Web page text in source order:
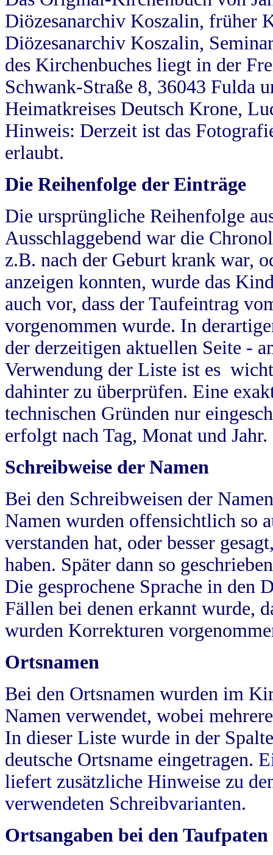
Diözesanarchiv Koszalin, früher
Diözesanarchiv Koszalin,
des Kirchenbuches liegt in der
Schwank-Straße 8, 36043 Fulda
Heimatkreises Deutsch Krone,
Hinweis: Derzeit ist das
erlaubt.
Die Reihenfolge der Einträge
Die ursprüngliche Reihenfolge
Ausschlaggebend war die
z.B. nach der Geburt krank war,
anzeigen konnten, wurde das
auch vor, dass der Taufeintrag
vorgenommen wurde. In
der derzeitigen aktuellen Seite -
Verwendung der Liste ist es
dahinter zu überprüfen. Eine
technischen Gründen nur
erfolgt nach Tag, Monat und Jahr.
Schreibweise der Namen
Bei den Schreibweisen der
Namen wurden offensichtlich so
verstanden hat, oder besser
haben. Später dann so
Die gesprochene Sprache in
Fällen bei denen erkannt wurde,
wurden Korrekturen
Ortsnamen
Bei den Ortsnamen wurden im
Namen verwendet, wobei
In dieser Liste wurde in der
deutsche Ortsname eingetragen.
liefert zusätzliche Hinweise zu
verwendeten Schreibvarianten.
Ortsangaben bei den Taufpaten